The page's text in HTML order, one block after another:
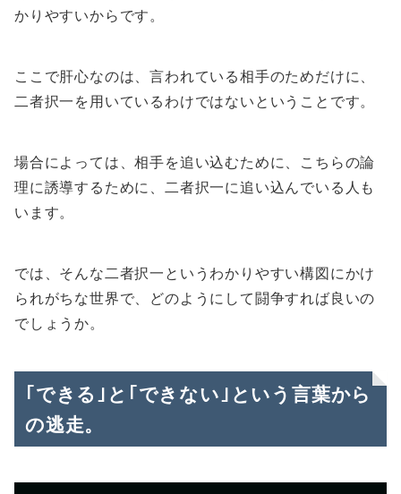
かりやすいからです。
ここで肝心なのは、言われている相手のためだけに、
二者択一を用いているわけではないということです。
場合によっては、相手を追い込むために、こちらの論
理に誘導するために、二者択一に追い込んでいる人も
います。
では、そんな二者択一というわかりやすい構図にかけ
られがちな世界で、どのようにして闘争すれば良いの
でしょうか。
｢できる｣と｢できない｣という言葉から
の逃走。